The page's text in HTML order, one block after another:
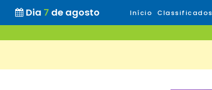
Dia 7 de agosto Início Classificados